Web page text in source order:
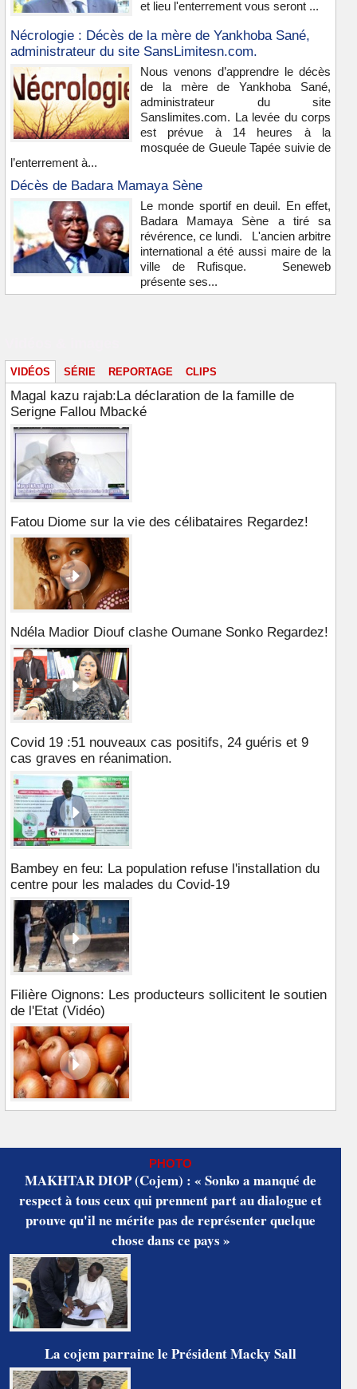
et lieu l'enterrement vous seront ...
Nécrologie : Décès de la mère de Yankhoba Sané,
administrateur du site SansLimitesn.com.
Nous venons d’apprendre le décès
de la mère de Yankhoba Sané,
administrateur du site
Sanslimites.com. La levée du corps
est prévue à 14 heures à la
mosquée de Gueule Tapée suivie de
l’enterrement à...
Décès de Badara Mamaya Sène
Le monde sportif en deuil. En effet,
Badara Mamaya Sène a tiré sa
révérence, ce lundi. L'ancien arbitre
international a été aussi maire de la
ville de Rufisque. Seneweb
présente ses...
VIDÉOS SÉRIE REPORTAGE CLIPS
Magal kazu rajab:La déclaration de la famille de
Serigne Fallou Mbacké
Fatou Diome sur la vie des célibataires Regardez!
Ndéla Madior Diouf clashe Oumane Sonko Regardez!
Covid 19 :51 nouveaux cas positifs, 24 guéris et 9
cas graves en réanimation.
Bambey en feu: La population refuse l'installation du
centre pour les malades du Covid-19
Filière Oignons: Les producteurs sollicitent le soutien
de l'Etat (Vidéo)
PHOTO
MAKHTAR DIOP (Cojem) : « Sonko a manqué de
respect à tous ceux qui prennent part au dialogue et
prouve qu'il ne mérite pas de représenter quelque
chose dans ce pays »
La cojem parraine le Président Macky Sall